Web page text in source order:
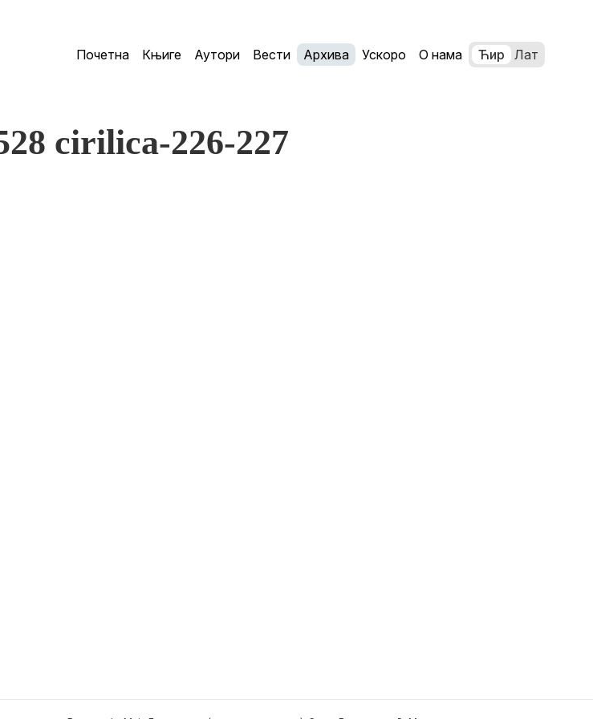
Почетна Књиге Аутори Вести Архива Ускоро О нама Ћир Лат
cirilica-226-227